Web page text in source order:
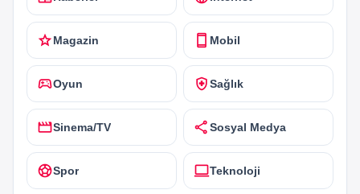
starMagazin smartphone Mobil
sports_esportsOyun health_and_safetySağlık
movieSinema/TV shareSosyal Medya
sports_soccerSpor computerTeknoloji